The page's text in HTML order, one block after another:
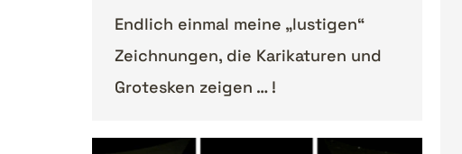
Endlich einmal meine „lustigen“
Zeichnungen, die Karikaturen und
Grotesken zeigen … !